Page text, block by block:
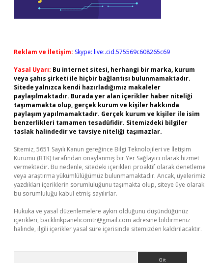
Reklam ve İletişim: Skype: live:.cid.575569c608265c69
Yasal Uyarı: Bu internet sitesi, herhangi bir marka, kurum
veya şahıs şirketi ile hiçbir bağlantısı bulunmamaktadır.
Sitede yalnızca kendi hazırladığımız makaleler
paylaşılmaktadır. Burada yer alan içerikler haber niteliği
taşımamakta olup, gerçek kurum ve kişiler hakkında
paylaşım yapılmamaktadır. Gerçek kurum ve kişiler ile isim
benzerlikleri tamamen tesadüfidir. Sitemizdeki bilgiler
taslak halindedir ve tavsiye niteliği taşımazlar.
Sitemiz, 5651 Sayılı Kanun gereğince Bilgi Teknolojileri ve İletişim
Kurumu (BTK) tarafından onaylanmış bir Yer Sağlayıcı olarak hizmet
vermektedir. Bu nedenle, sitedeki içerikleri proaktif olarak denetleme
veya araştırma yükümlülüğümüz bulunmamaktadır. Ancak, üyelerimiz
yazdıkları içeriklerin sorumluluğunu taşımakta olup, siteye üye olarak
bu sorumluluğu kabul etmiş sayılırlar.
Hukuka ve yasal düzenlemelere aykırı olduğunu düşündüğünüz
içerikleri, backlinkpanelicomtr@gmail.com adresine bildirmeniz
halinde, ilgili içerikler yasal süre içerisinde sitemizden kaldırılacaktır.